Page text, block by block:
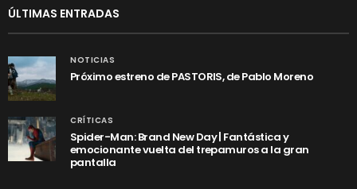
ÚLTIMAS ENTRADAS
NOTICIAS
Próximo estreno de PASTORIS, de Pablo Moreno
CRÍTICAS
Spider-Man: Brand New Day | Fantástica y
emocionante vuelta del trepamuros a la gran
pantalla